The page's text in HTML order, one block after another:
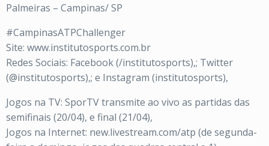
Palmeiras – Campinas/ SP
#CampinasATPChallenger
Site: www.institutosports.com.br
Redes Sociais: Facebook (/institutosports),; Twitter
(@institutosports),; e Instagram (institutosports),
Jogos na TV: SporTV transmite ao vivo as partidas das
semifinais (20/04), e final (21/04),
Jogos na Internet: new.livestream.com/atp (de segunda-